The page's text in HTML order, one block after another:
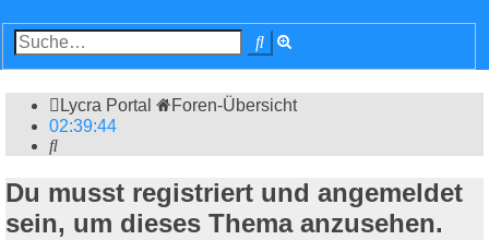
Suche
Lycra Portal
Foren-Übersicht
02:39:44
Suche
Du musst registriert und angemeldet
sein, um dieses Thema anzusehen.